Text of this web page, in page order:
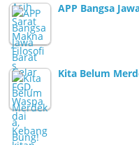
APP Bangsa
Kita Belum